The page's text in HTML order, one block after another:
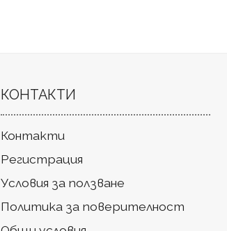
КОНТАКТИ
Контакти
Регистрация
Условия за ползване
Политика за поверителност